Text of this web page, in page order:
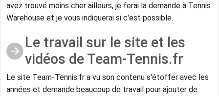
avez trouvé moins cher ailleurs, je ferai la demande à Tennis
Warehouse et je vous indiquerai si c'est possible.
Le travail sur le site et les
vidéos de Team-Tennis.fr
Le site Team-Tennis.fr a vu son contenu s'étoffer avec les
années et demande beaucoup de travail pour ajouter de